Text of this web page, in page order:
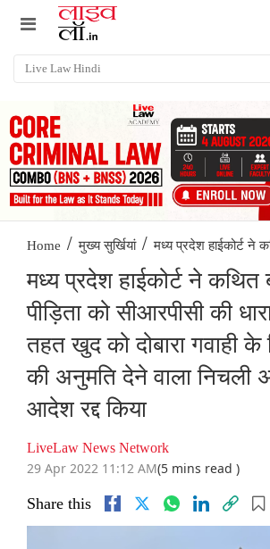
Home / मुख्य सुर्खियां / मध्य प्रदेश हाईकोर्ट ने
मध्य प्रदेश हाईकोर्ट ने कथित
पीड़िता को सीआरपीसी की
तहत खुद को दोबारा गवाही के
की अनुमति देने वाला निचली
आदेश रद्द किया
LiveLaw News Network
29 Apr 2022 11:12 AM(5 mins read )
Share this